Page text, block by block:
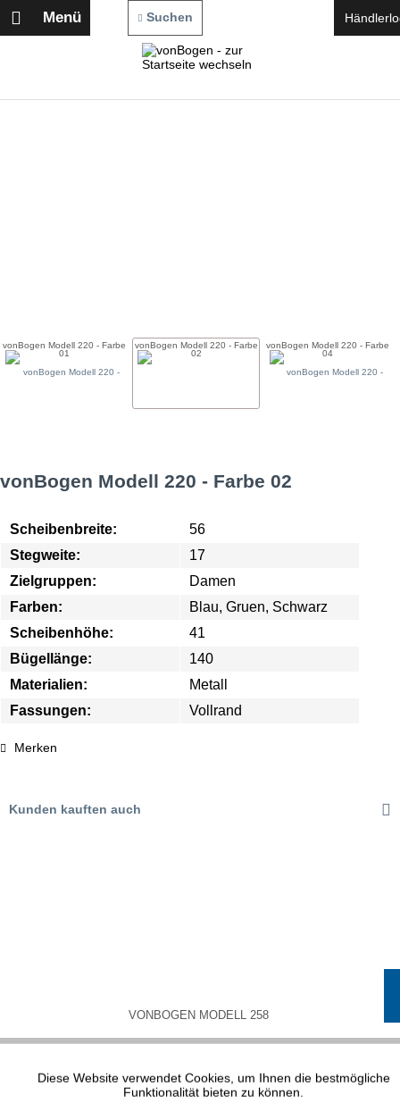
Suchen
Menü
vonBogen Modell 220 - Farbe
01
vonBogen Modell 220 - Farbe
02
vonBogen Modell 220 - Farbe
04
vonBogen Modell 220 - Farbe 02
Scheibenbreite:
56
Stegweite:
17
Zielgruppen:
Damen
Farben:
Blau, Gruen, Schwarz
Scheibenhöhe:
41
Bügellänge:
140
Materialien:
Metall
Fassungen:
Vollrand
Merken
Kunden kauften auch
VONBOGEN MODELL 258
Funktionale Aktiv
Diese Website verwendet Cookies, um Ihnen die bestmögliche
Funktionalität bieten zu können.